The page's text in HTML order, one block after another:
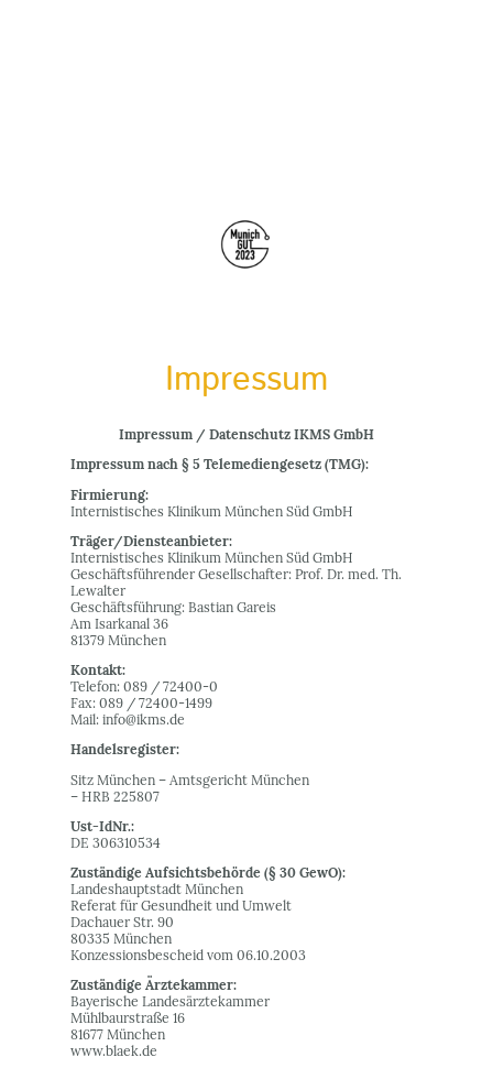
Impressum
Impressum / Datenschutz IKMS GmbH
Impressum nach § 5 Telemediengesetz (TMG):
Firmierung:
Internistisches Klinikum München Süd GmbH
Träger/Diensteanbieter:
Internistisches Klinikum München Süd GmbH
Geschäftsführender Gesellschafter: Prof. Dr. med. Th.
Lewalter
Geschäftsführung: Bastian Gareis
Am Isarkanal 36
81379 München
Kontakt:
Telefon: 089 / 72400-0
Fax: 089 / 72400-1499
Mail: info@ikms.de
Handelsregister:
Sitz München – Amtsgericht München
– HRB 225807
Ust-IdNr.:
DE 306310534
Zuständige Aufsichtsbehörde (§ 30 GewO):
Landeshauptstadt München
Referat für Gesundheit und Umwelt
Dachauer Str. 90
80335 München
Konzessionsbescheid vom 06.10.2003
Zuständige Ärztekammer:
Bayerische Landesärztekammer
Mühlbaurstraße 16
81677 München
www.blaek.de